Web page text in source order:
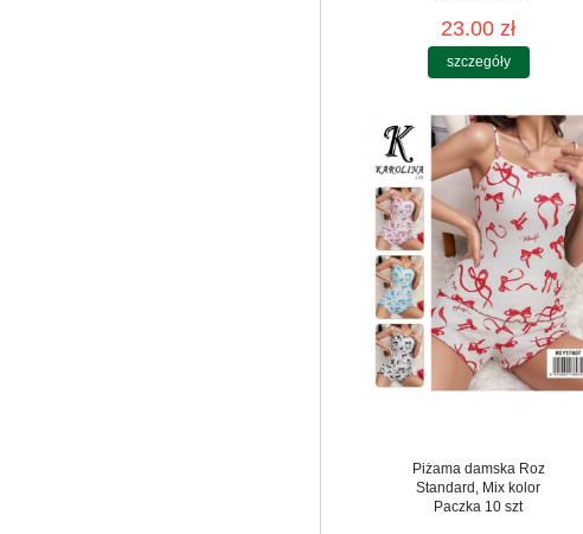
23.00 zł
szczegóły
Piżama damska Roz
Standard, Mix kolor
Paczka 10 szt